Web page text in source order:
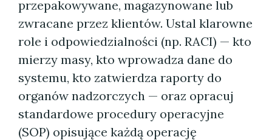
przepakowywane, magazynowane lub
zwracane przez klientów. Ustal klarowne
role i odpowiedzialności (np. RACI) — kto
mierzy masy, kto wprowadza dane do
systemu, kto zatwierdza raporty do
organów nadzorczych — oraz opracuj
standardowe procedury operacyjne
(SOP) opisujące każdą operację